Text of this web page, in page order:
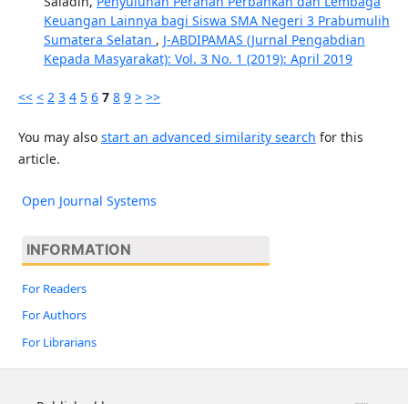
Keuangan Lainnya bagi Siswa SMA Negeri 3 Prabumulih
Sumatera Selatan , J-ABDIPAMAS (Jurnal Pengabdian
Kepada Masyarakat): Vol. 3 No. 1 (2019): April 2019
<< < 2 3 4 5 6 7 8 9 > >>
You may also start an advanced similarity search for this
article.
Open Journal Systems
INFORMATION
For Readers
For Authors
For Librarians